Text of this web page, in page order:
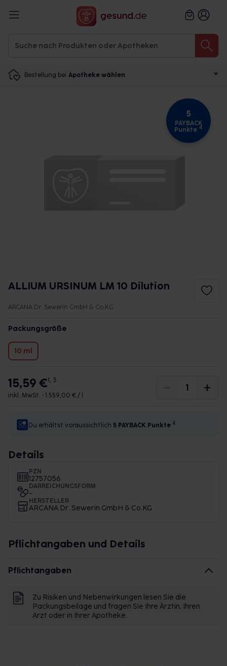
Bestellung bei Apotheke wählen
5
PAYBACK
Punkte 4
ALLIUM URSINUM LM 10 Dilution
ARCANA Dr. Sewerin GmbH & Co.KG
Packungsgröße
10 ml
15,59 €1, 3
inkl. MwSt. • 1.559,00 € / l
Du erhältst voraussichtlich 5 PAYBACK Punkte 4
Details
PZN
12757056
DARREICHUNGSFORM
-
HERSTELLER
ARCANA Dr. Sewerin GmbH & Co.KG
Pflichtangaben und Details
Pflichtangaben
Zu Risiken und Nebenwirkungen lesen Sie die
Packungsbeilage und fragen Sie Ihre Ärztin, Ihren
Arzt oder in Ihrer Apotheke.